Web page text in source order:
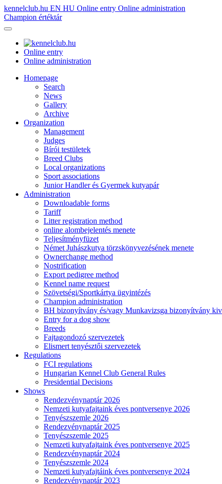
kennelclub.hu EN HU Online entry Online administration
Champion értéktár
Online entry
Online administration
Homepage
Search
News
Gallery
Archive
Organization
Management
Judges
Bírói testületek
Breed Clubs
Local organizations
Sport associations
Junior Handler és Gyermek kutyapár
Administration
Downloadable forms
Tariff
Litter registration method
online alombejelentés menete
Teljesítményfüzet
Német Juhászkutya törzskönyvezésének menete
Ownerchange method
Nostrification
Export pedigree method
Kennel name request
Szövetségi/Sportkártya ügyintézés
Champion administration
BH bizonyítvány és/vagy Munkavizsga bizonyítvány
Entry for a dog show
Breeds
Fajtagondozó szervezetek
Elismert tenyésztői szervezetek
Regulations
FCI regulations
Hungarian Kennel Club General Rules
Presidential Decisions
Shows
Rendezvénynaptár 2026
Nemzeti kutyafajtaink éves pontversenye 2026
Tenyészszemle 2026
Rendezvénynaptár 2025
Tenyészszemle 2025
Nemzeti kutyafajtaink éves pontversenye 2025
Rendezvénynaptár 2024
Tenyészszemle 2024
Nemzeti kutyafajtáink éves pontversenye 2024
Rendezvénynaptár 2023